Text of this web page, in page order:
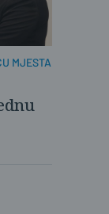
MJESTA